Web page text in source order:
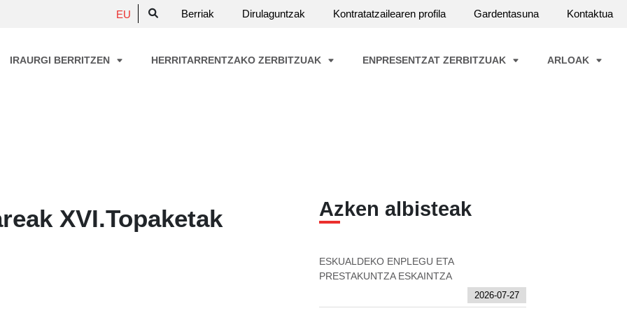
EU Berriak Dirulaguntzak Kontratatzailearen profila Gardentasuna Kontaktua
IRAURGI BERRITZEN HERRITARRENTZAKO ZERBITZUAK ENPRESENTZAT ZERBITZUAK ARLOAK
XVI.Topaketak
Azken albisteak
ESKUALDEKO ENPLEGU ETA
PRESTAKUNTZA ESKAINTZA
2026-07-27